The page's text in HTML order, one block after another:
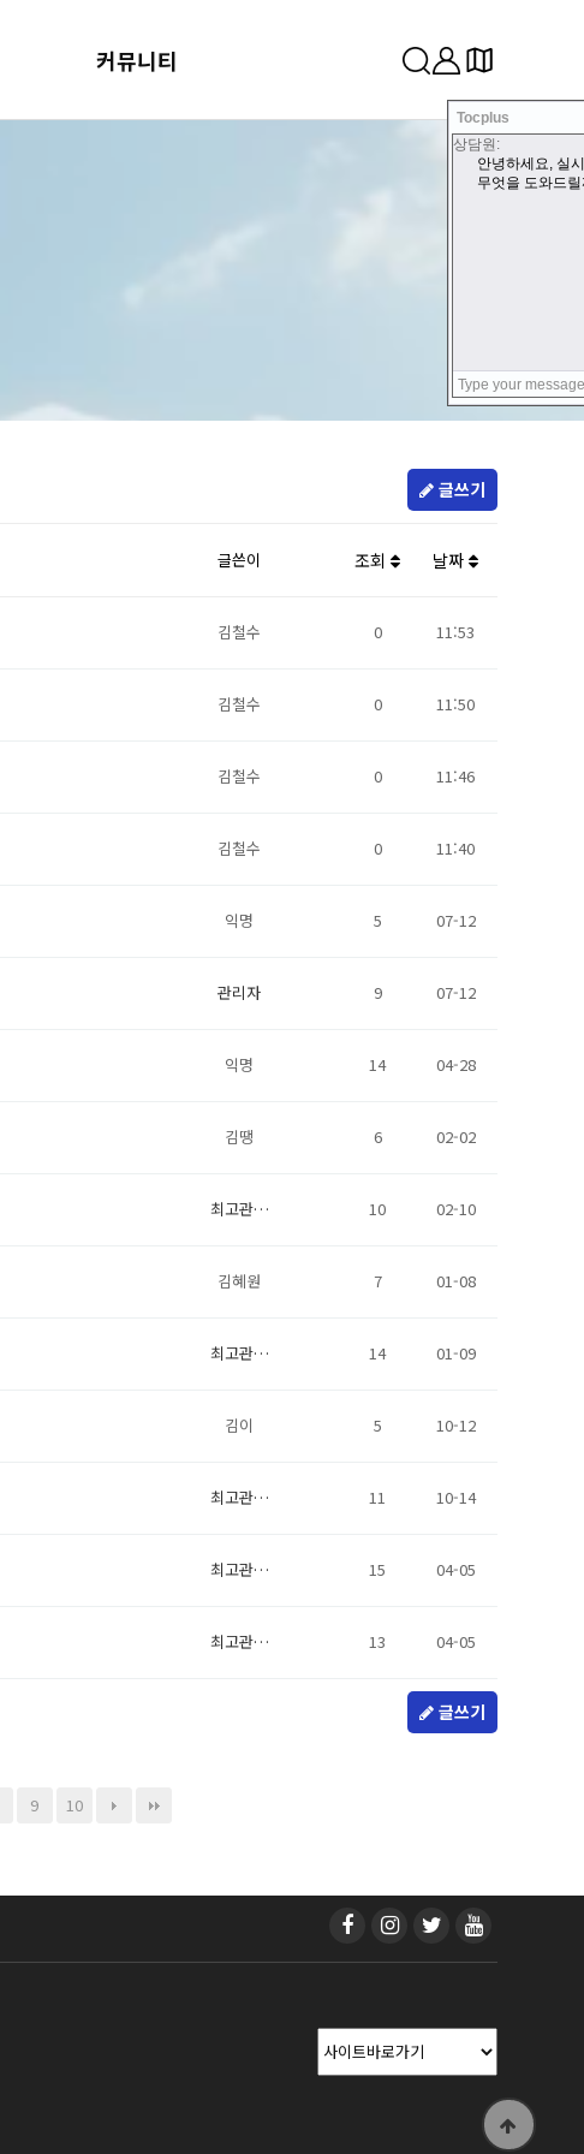
커뮤니티
글쓰기
글쓴이 조회 날짜
김철수 0 11:53
김철수 0 11:50
김철수 0 11:46
김철수 0 11:40
익명 5 07-12
관리자 9 07-12
익명 14 04-28
김땡 6 02-02
최고관… 10 02-10
김혜원 7 01-08
최고관… 14 01-09
김이 5 10-12
최고관… 11 10-14
최고관… 15 04-05
최고관… 13 04-05
글쓰기
9 10
Tocplus